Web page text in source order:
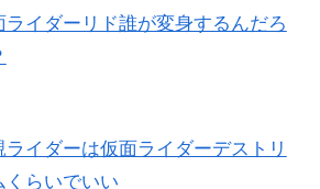
ライダーリド誰が変身するんだろ
ライダーは仮面ライダーデストリ
くらいでいい